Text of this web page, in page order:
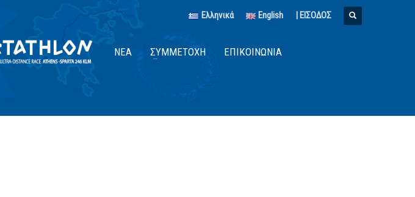
Ελληνικά English | ΕΙΣΟΔΟΣ
ΝΈΑ ΣΥΜΜΕΤΟΧΉ ΕΠΙΚΟΙΝΩΝΊΑ